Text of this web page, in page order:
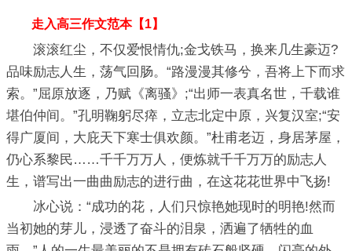
走入高三作文范本【1】
滚滚红尘，不仅爱恨情仇;金戈铁马，换来几生豪迈?
品味励志人生，荡气回肠。“路漫漫其修兮，吾将上下而求
索。”屈原放逐，乃赋《离骚》;“出师一表真名世，千载谁
堪伯仲间。”孔明鞠躬尽瘁，立志北定中原，兴复汉室;“安
得广厦间，大庇天下寒士俱欢颜。”杜甫老迈，身居茅屋，
仍心系黎民……千千万万人，便炼就千千万万的励志人
生，谱写出一曲曲励志的进行曲，在这花花世界中飞扬!
冰心说：“成功的花，人们只惊艳她现时的明艳!然而
当初她的芽儿，浸透了奋斗的泪泉，洒遍了牺牲的血